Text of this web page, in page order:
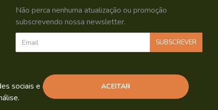
Não perca nenhuma atualização ou promoção
subscrevendo nossa newsletter.
SUBSCREVER
ACEITAR
sociais e análise de tráfego.